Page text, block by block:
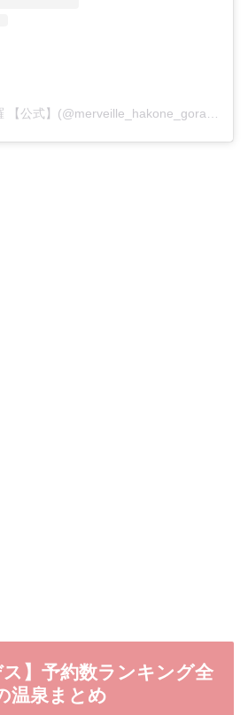
メルヴェール箱根強羅 【公式】(@merveille_hakone_gora)がシェアした投稿
ス】予約数ランキング全
温泉まとめ